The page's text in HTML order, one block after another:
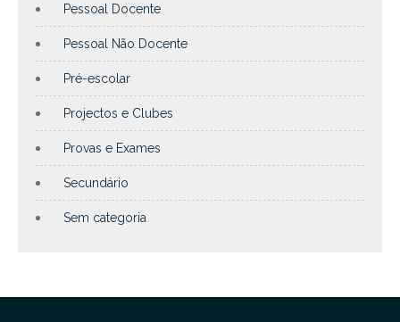
Pessoal Docente
Pessoal Não Docente
Pré-escolar
Projectos e Clubes
Provas e Exames
Secundário
Sem categoria